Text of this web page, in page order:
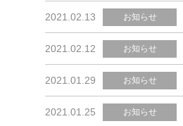
2021.02.13 お知らせ
2021.02.12 お知らせ
2021.01.29 お知らせ
2021.01.25 お知らせ